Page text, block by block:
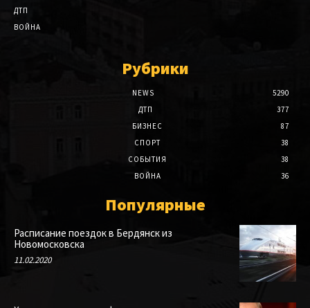
ДТП
ВОЙНА
Рубрики
NEWS
5290
ДТП
377
БИЗНЕС
87
СПОРТ
38
СОБЫТИЯ
38
ВОЙНА
36
Популярные
Расписание поездок в Бердянск из
Новомосковска
11.02.2020